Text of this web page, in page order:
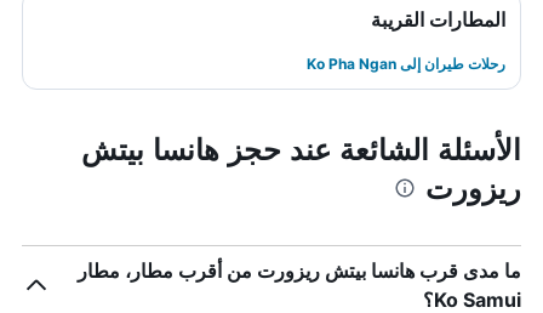
المطارات القريبة
رحلات طيران إلى Ko Pha Ngan
الأسئلة الشائعة عند حجز هانسا بيتش
ريزورت
ما مدى قرب هانسا بيتش ريزورت من أقرب مطار، مطار
Ko Samui؟